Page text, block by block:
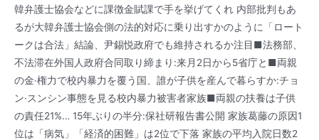
韓弁護士協会などに課徴金賦課で手を挙げてくれ 内部批判もあ
るが大韓弁護士協会側の法的対応に乗り出すかのように「ロート
ークは合法」結論、尹錫悦政府でも維持されるか注目■法務部、
不法滞在外国人政府合同取り締まり:来月2日から5省庁と■両親
の金·権力で校内暴力を覆う国、誰が子供を産んで暮らすか:チョ
ン·スンシン事態を見る校内暴力被害者家族■両親の扶養は子供
の責任21%… 15年ぶりの半分:保社研報告書公開 家族葛藤の原因1
位は「病気」「経済的困難」は2位で下落 家族の平均入院日数2